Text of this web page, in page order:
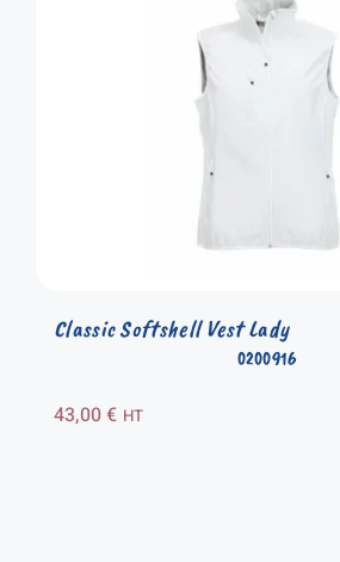
0200916
Classic Softshell Vest Lady
43,00€ HT